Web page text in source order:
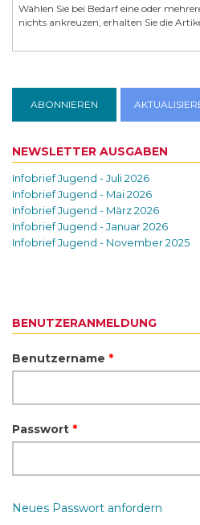
Wählen Sie bei Bedarf eine oder
nichts ankreuzen, erhalten Sie die
NEWSLETTER AUSGABEN
Infobrief Jugend - Juli 2026
Infobrief Jugend - Mai 2026
Infobrief Jugend - März 2026
Infobrief Jugend - Januar 2026
Infobrief Jugend - November 2025
BENUTZERANMELDUNG
Benutzername *
Passwort *
Neues Passwort anfordern